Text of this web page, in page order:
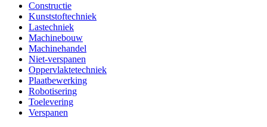
Constructie
Kunststoftechniek
Lastechniek
Machinebouw
Machinehandel
Niet-verspanen
Oppervlaktetechniek
Plaatbewerking
Robotisering
Toelevering
Verspanen